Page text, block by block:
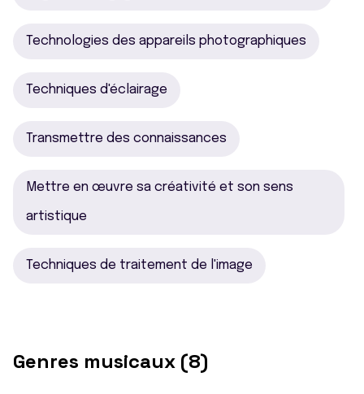
Technologies des appareils photographiques
Techniques d'éclairage
Transmettre des connaissances
Mettre en œuvre sa créativité et son sens
artistique
Techniques de traitement de l'image
Genres musicaux (8)